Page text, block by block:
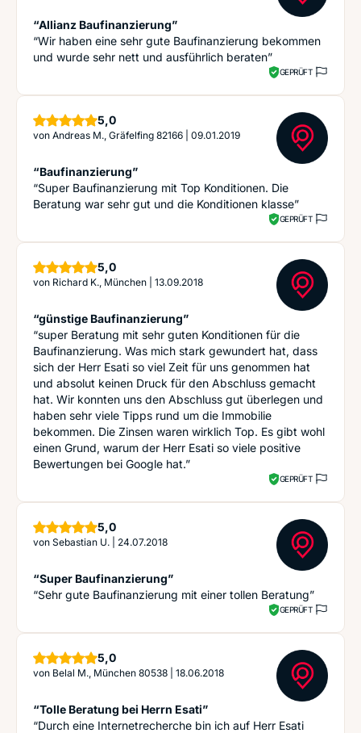
“Allianz Baufinanzierung”
“Wir haben eine sehr gute Baufinanzierung bekommen
und wurde sehr nett und ausführlich beraten”
GEPRÜFT
5,0Sterne
von Andreas M., Gräfelfing 82166 09.01.2019
“Baufinanzierung”
“Super Baufinanzierung mit Top Konditionen. Die
Beratung war sehr gut und die Konditionen klasse”
GEPRÜFT
5,0Sterne
von Richard K., München 13.09.2018
“günstige Baufinanzierung”
“super Beratung mit sehr guten Konditionen für die
Baufinanzierung. Was mich stark gewundert hat, dass
sich der Herr Esati so viel Zeit für uns genommen hat
und absolut keinen Druck für den Abschluss gemacht
hat. Wir konnten uns den Abschluss gut überlegen und
haben sehr viele Tipps rund um die Immobilie
bekommen. Die Zinsen waren wirklich Top. Es gibt wohl
einen Grund, warum der Herr Esati so viele positive
Bewertungen bei Google hat.”
GEPRÜFT
5,0Sterne
von Sebastian U. 24.07.2018
“Super Baufinanzierung”
“Sehr gute Baufinanzierung mit einer tollen Beratung”
GEPRÜFT
5,0Sterne
von Belal M., München 80538 18.06.2018
“Tolle Beratung bei Herrn Esati”
“Durch eine Internetrecherche bin ich auf Herr Esati